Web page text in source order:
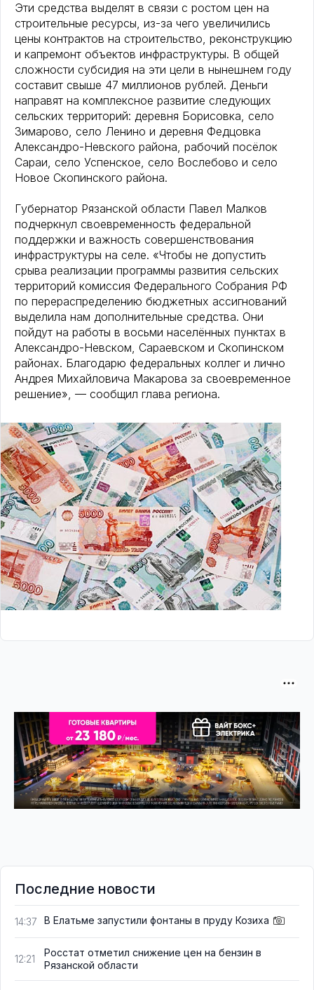
Эти средства выделят в связи с ростом цен на
строительные ресурсы, из-за чего увеличились
цены контрактов на строительство, реконструкцию
и капремонт объектов инфраструктуры. В общей
сложности субсидия на эти цели в нынешнем году
составит свыше 47 миллионов рублей. Деньги
направят на комплексное развитие следующих
сельских территорий: деревня Борисовка, село
Зимарово, село Ленино и деревня Федцовка
Александро-Невского района, рабочий посёлок
Сараи, село Успенское, село Вослебово и село
Новое Скопинского района.
Губернатор Рязанской области Павел Малков
подчеркнул своевременность федеральной
поддержки и важность совершенствования
инфраструктуры на селе. «Чтобы не допустить
срыва реализации программы развития сельских
территорий комиссия Федерального Собрания РФ
по перераспределению бюджетных ассигнований
выделила нам дополнительные средства. Они
пойдут на работы в восьми населённых пунктах в
Александро-Невском, Сараевском и Скопинском
районах. Благодарю федеральных коллег и лично
Андрея Михайловича Макарова за своевременное
решение», — сообщил глава региона.
Последние новости
14:37 В Елатьме запустили фонтаны в пруду Козиха
12:21
Росстат отметил снижение цен на бензин в
Рязанской области